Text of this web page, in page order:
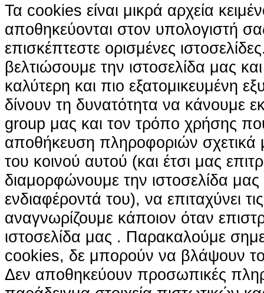
Τα cookies είναι μικρά αρχεία
αποθηκεύονται στον υπολογιστή
επισκέπτεστε ορισμένες
βελτιώσουμε την ιστοσελίδα μας
καλύτερη και πιο εξατομικευμένη
δίνουν τη δυνατότητα να κάνουμε
group μας και τον τρόπο χρήσης
αποθήκευση πληροφοριών σχετικά
του κοινού αυτού (και έτσι μας
διαμορφώνουμε την ιστοσελίδα
ενδιαφέροντά του), να επιταχύνει
αναγνωρίζουμε κάποιον όταν
ιστοσελίδα μας . Παρακαλούμε
cookies, δε μπορούν να βλάψουν
Δεν αποθηκεύουν προσωπικές